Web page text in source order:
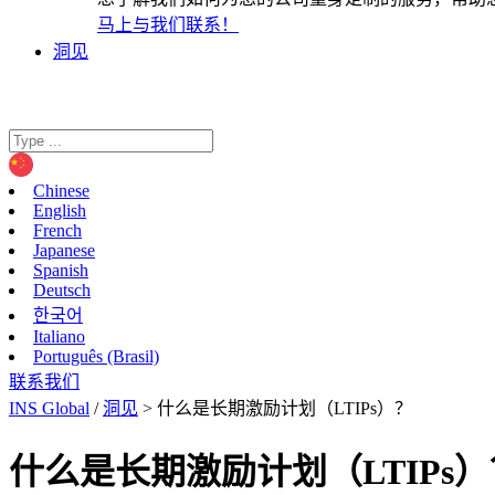
马上与我们联系！
洞见
Chinese
English
French
Japanese
Spanish
Deutsch
한국어
Italiano
Português (Brasil)
联系我们
INS Global /洞见 > 什么是长期激励计划（LTIPs）？
什么是长期激励计划（LTIPs